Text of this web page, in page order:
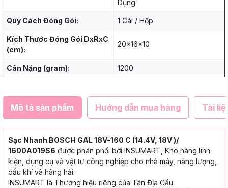
Dụng
Quy Cách Đóng Gói: 1 Cái / Hộp
Kích Thước Đóng Gói DxRxC
(cm):
20x16x10
Cân Nặng (gram): 1200
Mô tả sản phẩm Hướng dẫn mua hàng Tài
Sạc Nhanh BOSCH GAL 18V-160 C (14.4V, 18V )/
1600A019S6 được phân phối bởi INSUMART, Kho hàng linh
kiện, dụng cụ và vật tư công nghiệp cho nhà máy, năng lượng,
dầu khí và hàng hải.
INSUMART là Thương hiệu riêng của Tân Địa Cầu